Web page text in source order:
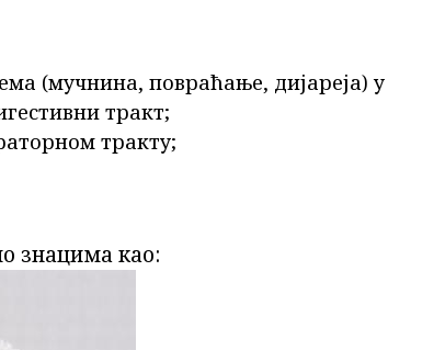
(мучнина, повраћање, дијареја) у
тракт;
тракту;
знацима као: